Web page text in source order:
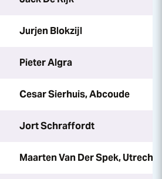
Jurjen Blokzijl
Pieter Algra
Cesar Sierhuis, Abcoude
Jort Schraffordt
Maarten Van Der Spek, Utrecht